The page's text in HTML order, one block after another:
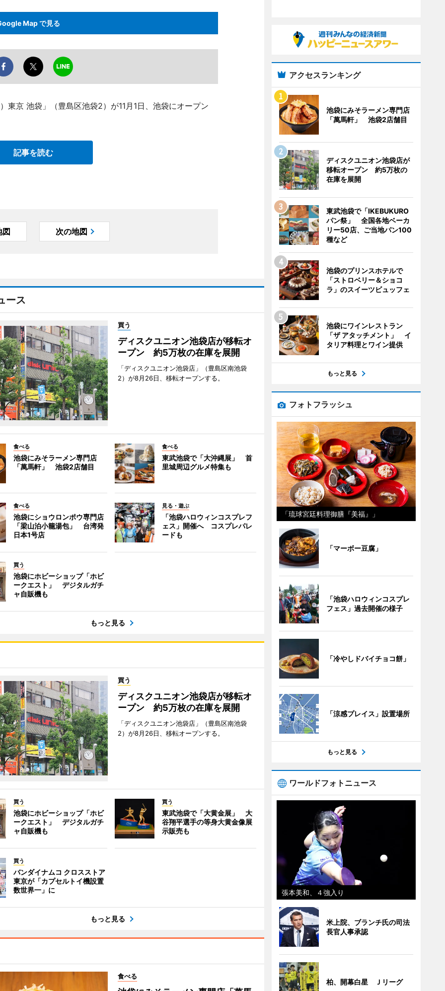
Map で見る
東京 池袋」（豊島区池袋2）が11月1日、池袋にオープン
記事を読む
図 次の地図
ース
買う
ディスクユニオン池袋店が移転オ
ープン 約5万枚の在庫を展開
「ディスクユニオン池袋店」（豊島区南池袋
2）が8月26日、移転オープンする。
食べる
池袋にみそラーメン専門店
「萬馬軒」 池袋2店舗目
食べる
東武池袋で「大沖縄展」 首
里城周辺グルメ特集も
食べる
池袋にショウロンポウ専門店
「梁山泊小籠湯包」 台湾発
日本1号店
見る・遊ぶ
「池袋ハロウィンコスプレフ
ェス」開催へ コスプレパレ
ードも
買う
池袋にホビーショップ「ホビ
ークエスト」 デジタルガチ
ャ自販機も
もっと見る
買う
ディスクユニオン池袋店が移転オ
ープン 約5万枚の在庫を展開
「ディスクユニオン池袋店」（豊島区南池袋
2）が8月26日、移転オープンする。
買う
池袋にホビーショップ「ホビ
ークエスト」 デジタルガチ
ャ自販機も
買う
東武池袋で「大黄金展」 大
谷翔平選手の等身大黄金像展
示販売も
買う
バンダイナムコ クロスストア
東京が「カプセルトイ機設置
数世界一」に
もっと見る
食べる
アクセスランキング
池袋にみそラーメン専門店
「萬馬軒」 池袋2店舗目
ディスクユニオン池袋店が
移転オープン 約5万枚の
在庫を展開
東武池袋で「IKEBUKURO
パン祭」 全国各地ベーカ
リー50店、ご当地パン100
種など
池袋のプリンスホテルで
「ストロベリー＆ショコ
ラ」のスイーツビュッフェ
池袋にワインレストラン
「ザ アタッチメント」 イ
タリア料理とワイン提供
もっと見る
フォトフラッシュ
「琉球宮廷料理御膳『美福』」
「マーボー豆腐」
「池袋ハロウィンコスプレ
フェス」過去開催の様子
「冷やしドバイチョコ餅」
「涼感プレイス」設置場所
もっと見る
ワールドフォトニュース
張本美和、４強入り
米上院、ブランチ氏の司法
長官人事承認
柏、開幕白星 Ｊリーグ